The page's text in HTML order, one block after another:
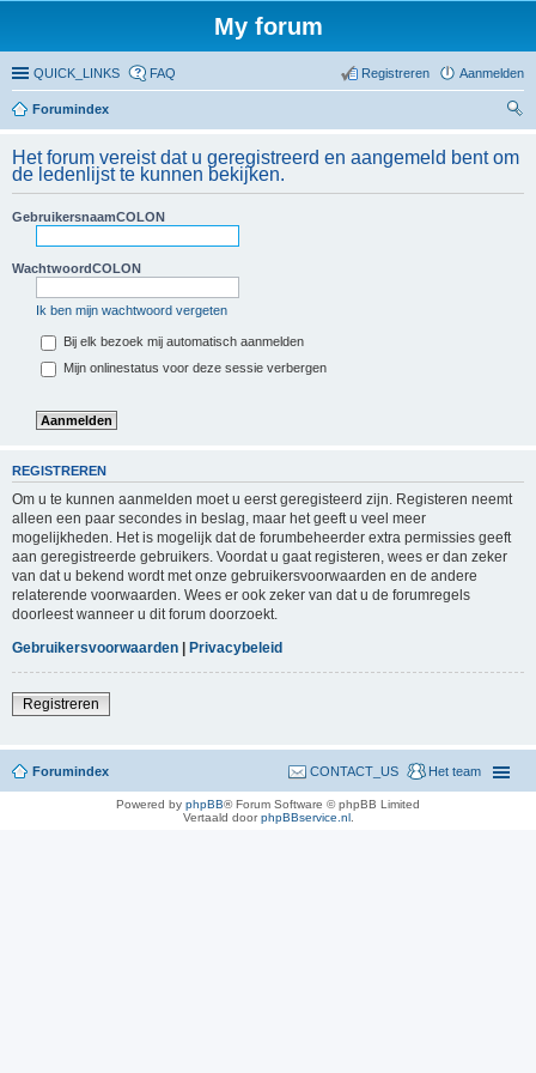
My forum
QUICK_LINKS FAQ Aanmelden
Registreren
Forumindex
ke
n
Het forum vereist dat u geregistreerd en aangemeld bent om
de ledenlijst te kunnen bekijken.
GebruikersnaamCOLON
WachtwoordCOLON
Ik ben mijn wachtwoord vergeten
Bij elk bezoek mij automatisch aanmelden
Mijn onlinestatus voor deze sessie verbergen
REGISTREREN
Om u te kunnen aanmelden moet u eerst geregisteerd zijn. Registeren neemt
alleen een paar secondes in beslag, maar het geeft u veel meer
mogelijkheden. Het is mogelijk dat de forumbeheerder extra permissies geeft
aan geregistreerde gebruikers. Voordat u gaat registeren, wees er dan zeker
van dat u bekend wordt met onze gebruikersvoorwaarden en de andere
relaterende voorwaarden. Wees er ook zeker van dat u de forumregels
doorleest wanneer u dit forum doorzoekt.
Gebruikersvoorwaarden | Privacybeleid
Registreren
Forumindex Het team
CONTACT_US
Powered by phpBB® Forum Software © phpBB Limited
Vertaald doorphpBBservice.nl.